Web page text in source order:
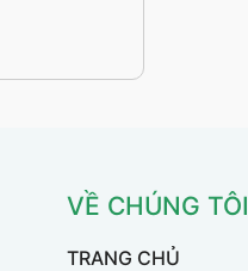
VỀ CHÚNG TÔI
TRANG CHỦ